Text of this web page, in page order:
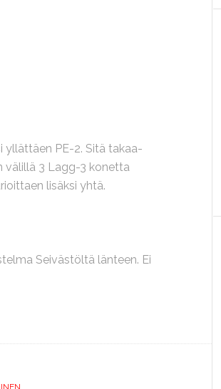
yllättäen PE-2. Sitä takaa-
välillä 3 Lagg-3 konetta
lisäksi yhtä.
Seivästöltä länteen. Ei